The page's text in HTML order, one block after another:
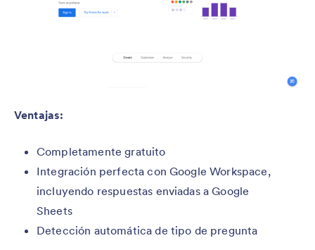
Ventajas:
Completamente gratuito
Integración perfecta con Google Workspace,
incluyendo respuestas enviadas a Google
Sheets
Detección automática de tipo de pregunta